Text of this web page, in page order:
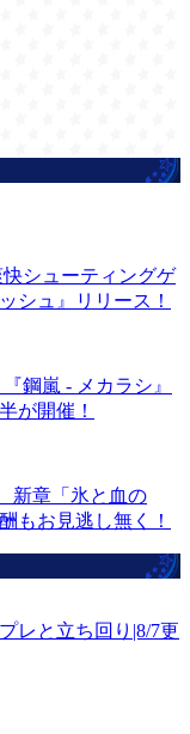
シューティングゲ
シュ』リリース！
鋼嵐 - メカラシ』
が開催！
新章「氷と血の
もお見逃し無く！
レと立ち回り|8/7更